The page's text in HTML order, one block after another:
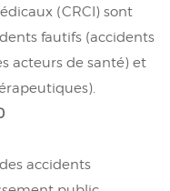
(CRCI) sont
fautifs (accidents
acteurs de santé) et
accidents